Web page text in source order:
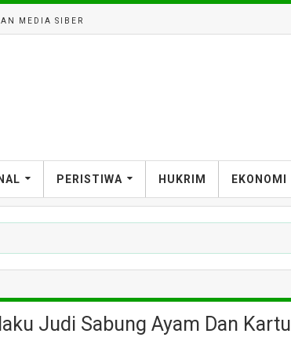
MEDIA SIBER
PERISTIWA HUKRIM EKONOMI
Selamatkan Generasi dari Ancaman Stunting
Judi Sabung Ayam Dan Kartu